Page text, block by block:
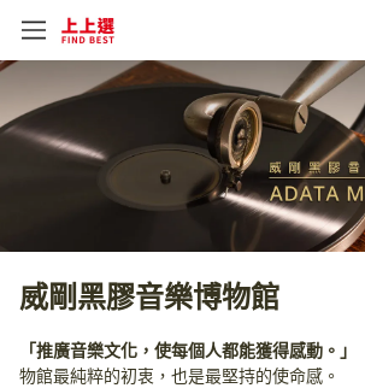
威剛黑膠音樂博物館
「推廣音樂文化，使每個人都能獲得感動。」
物館最純粹的初衷，也是最堅持的使命感。